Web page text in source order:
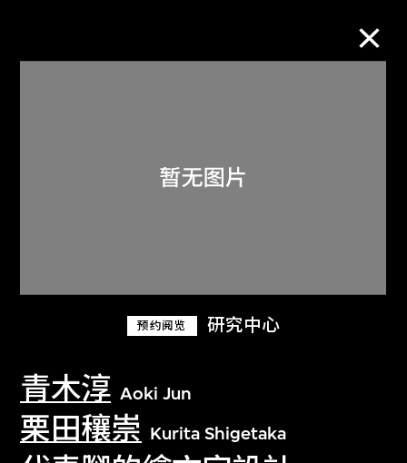
预约阅览 研究中心
青木淳 Aoki Jun
栗田穰崇 Kurita Shigetaka
关于M+藏品
探索世界顶级的二十及二十一世纪视觉
文化藏品。